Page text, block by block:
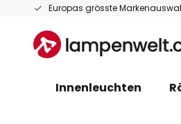
Europas grösste
Zum
springen
Innenleuchten